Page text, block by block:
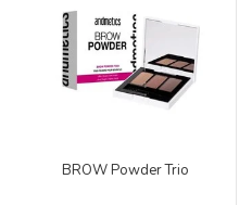
BROW Powder Trio